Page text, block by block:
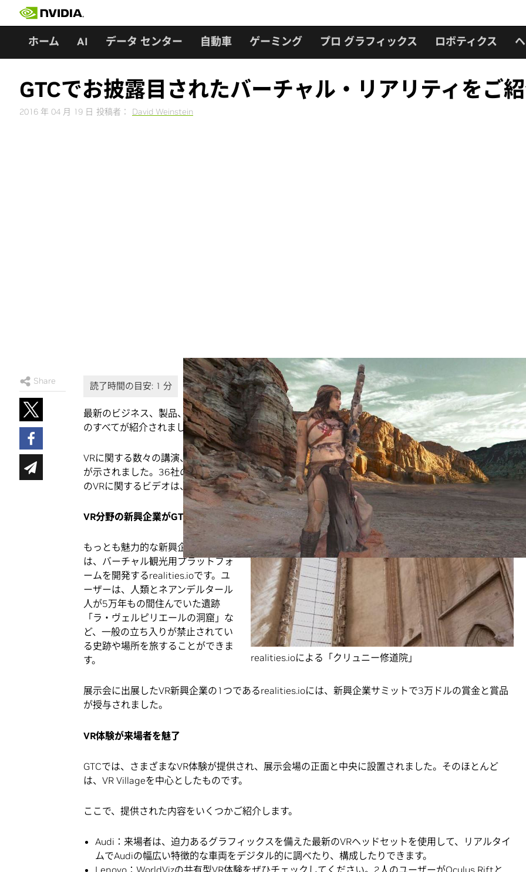
ホーム AI データ センター 自動車 ゲーミング プロ グラフィックス ロボティクス
GTCでお披露目されたバーチャル・リアリティをご
2016 年 04 月 19 日 投稿者： David Weinstein
Share
最新のビジネス、製品、テクノロジ、体験――「GTCテクノロジ・カンファレンス」（GTC）では、そ
のすべてが紹介されました。
VRに関する数々の講演、発表、心躍るデモで、GPUテクノロジによって今後どれだけ業界が変わるか
が示されました。36社のVR企業が出展し、27の講演と無数のVR体験の展示が行われました。GTCで
のVRに関するビデオは、こちらからご覧ください。
VR分野の新興企業がGTCに詰めかける
realities.ioによる「クリュニー修道院」
もっとも魅力的な新興企業の1つ
は、バーチャル観光用プラットフォ
ームを開発するrealities.ioです。ユ
ーザーは、人類とネアンデルタール
人が5万年もの間住んでいた遺跡
「ラ・ヴェルピリエールの洞窟」な
ど、一般の立ち入りが禁止されてい
る史跡や場所を旅することができま
す。
展示会に出展したVR新興企業の1つであるrealities.ioには、新興企業サミットで3万ドルの賞金と賞品
が授与されました。
VR体験が来場者を魅了
GTCでは、さまざまなVR体験が提供され、展示会場の正面と中央に設置されました。そのほとんど
は、VR Villageを中心としたものです。
ここで、提供された内容をいくつかご紹介します。
Audi：来場者は、迫力あるグラフィックスを備えた最新のVRヘッドセットを使用して、リアルタイ
ムでAudiの幅広い特徴的な車両をデジタル的に調べたり、構成したりできます。
Lenovo：WorldVizの共有型VR体験をぜひチェックしてください。2人のユーザーがOculus Riftと